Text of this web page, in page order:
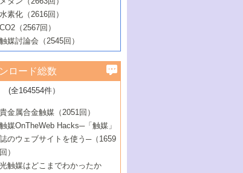
京）
～（3）
オニクス材料と燃料電池・電解合成
の研究動向
117回触媒討論会（2016年・大阪府
ノシート
115回触媒討論会（2015年・成蹊大
利用熱エネルギーの有効活用に貢献
媒技術
リオキソメタレート
113回触媒討論会（2014年・ロワジ
テル豊橋）
金属触媒の精密構造制御とその活用
イオマス化成品製造のための固体触
ノ空間─吸着状態解析から新機能開拓
111回触媒討論会（2013年・関西大
金属代替技術の最新動向
触媒による物質変換反応の新展開
ラフェン
素を利用する化成品合成の新潮流
媒のその場観察法の進歩（２）
活性結合の触媒的活性化による有機
しい固体酸触媒技術
オライト合成における最近の進歩
ノ構造が拓く新機能
性サイトおよびその環境の精密な設
る触媒の高機能化
媒を有効に使うための技術
機分子触媒による精密有機合成
機能化ポリオレフィンに向けた重合
最近の進展
103回触媒討論会
境浄化用光触媒の現状と課題
素社会の実現に向けた水素製造・貯
の進歩
2が関わる触媒・材料
続可能社会実現のための触媒および
連技術
媒化学と学会のこの10年，半世紀，
未来
101回触媒討論会
体を利用したユニークな表面構造の
機能
手会員による触媒研究の未来展望1：
102回触媒討論会
媒・化学反応における計算化学の進
（2007年）
フッ素化合物の合成と触媒
99回触媒討論会
用的ファインケミカル合成プロセス
する触媒
んな物質，あんな物質―新たな触媒
性―
結晶の化学』を活かした触媒研究
（2006年）
体酸触媒の最近の進歩
97回触媒討論会
ビング重合触媒の最近の展開
素製造・貯蔵のための触媒技術の新
開
98回触媒討論会
礎化学品製造の触媒技術
の触媒担体とその効果
95回触媒討論会
分解用光触媒材料
間分解分光の進歩と応用
96回触媒討論会
（2004年）
分酸化反応触媒の最前線
93回触媒討論会
殊エネルギー場の触媒反応
体内における金属の触媒作用
ァインケミカルズの展開に寄与する
（2003年）
ぜこの触媒が良いのか？
91回触媒討論会
近の自動車排ガス処理技術
媒研究の現状と将来─第90回触媒討論
（2002年）
次制御された触媒の化学
89回触媒討論会
媒を利用した電気化学の新展開
（2001年）
リーンケミストリーと触媒
87回触媒討論会特集号
（2000年）
媒反応工学の明日を拓く
（1999年）
水素化（2616回）
CO2（2567回）
触媒討論会（2545回）
ロード総数
(全164554件）
貴金属合金触媒（2051回）
触媒OnTheWeb Hacks─「触媒」
誌のウェブサイトを使う─（1659
回）
光触媒はどこまでわかったか